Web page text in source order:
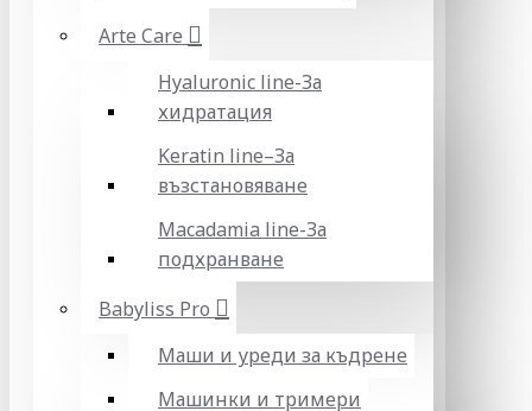
Arte Care
Hyaluronic line-За
хидратация
Keratin line–За
възстановяване
Macadamia line-За
подхранване
Babyliss Pro
Маши и уреди за къдрене
Машинки и тримери